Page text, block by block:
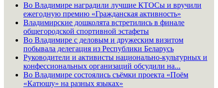
Во Владимире наградили лучшие КТОСы и вручили
ежегодную премию «Гражданская активность»
Владимирские дошколята встретились в финале
общегородской спортивной эстафеты
Во Владимире с деловым и дружеским визитом
побывала делегация из Республики Беларусь
Руководители и активисты национально-культурных и
конфессиональных организаций обсудили на...
Во Владимире состоялись съёмки проекта «Поём
«Катюшу» на разных языках»